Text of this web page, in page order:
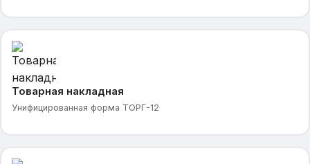
Товарная накладная
Унифицированная форма ТОРГ-12